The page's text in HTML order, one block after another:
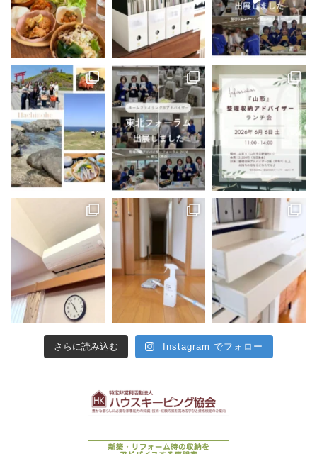
さらに読み込む Instagram でフォロー